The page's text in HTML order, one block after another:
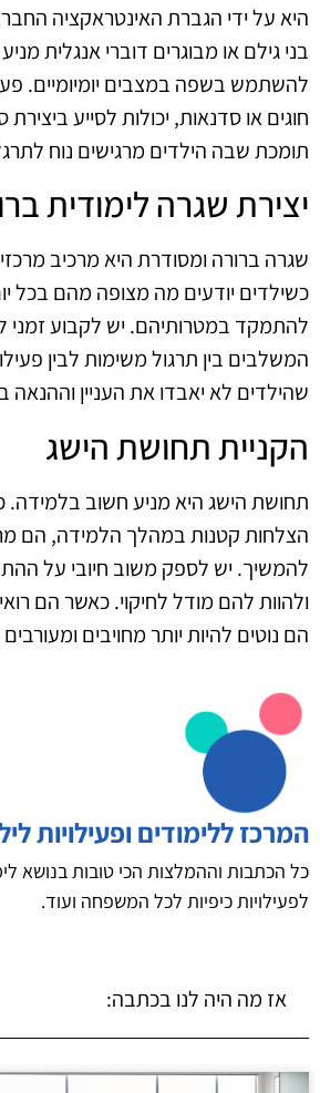
היא על ידי הגברת האינטראקציה
בני גילם או מבוגרים דוברי אנגלית
להשתמש בשפה במצבים יומיומיים.
חוגים או סדנאות, יכולות לסייע
תומכת שבה הילדים מרגישים נוח
יצירת שגרה לימודית
שגרה ברורה ומסודרת היא מרכיב
כשילדים יודעים מה מצופה מהם בכל
להתמקד במטרותיהם. יש לקבוע זמני
המשלבים בין תרגול משימות לבין
שהילדים לא יאבדו את העניין וההנאה
הקניית תחושת הישג
תחושת הישג היא מניע חשוב בלמידה.
הצלחות קטנות במהלך הלמידה, הם
להמשיך. יש לספק משוב חיובי על
ולהוות להם מודל לחיקוי. כאשר הם
הם נוטים להיות יותר מחויבים
המרכז ללימודים ופעילויות
כל הכתבות וההמלצות הכי טובות בנושא
לפעילויות כיפיות לכל המשפחה ועוד.
אז מה היה לנו בכתבה: